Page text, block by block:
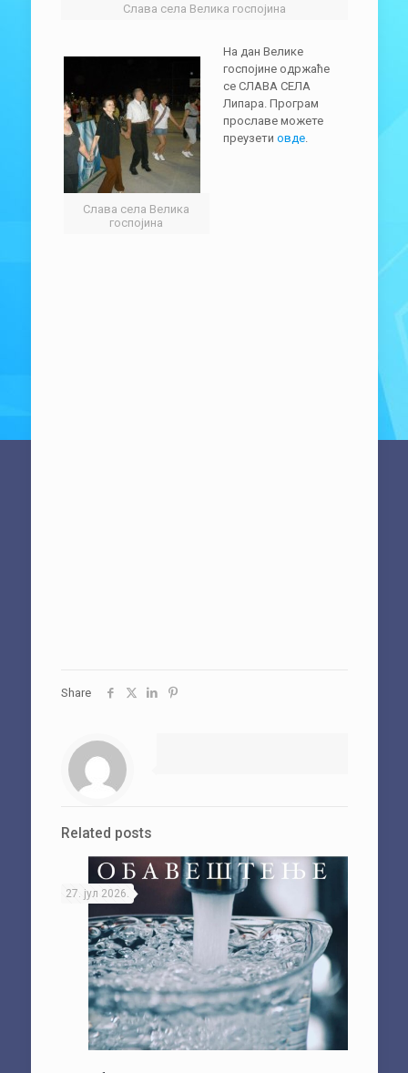
Слава села Велика госпојина
Слава села Велика
госпојина
На дан Велике
госпојине одржаће
се СЛАВА СЕЛА
Липара. Програм
прославе можете
преузети овде.
Share
Related posts
27. јул 2026.